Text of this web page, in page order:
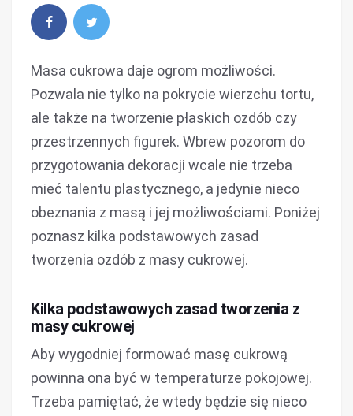
Masa cukrowa daje ogrom możliwości.
Pozwala nie tylko na pokrycie wierzchu tortu,
ale także na tworzenie płaskich ozdób czy
przestrzennych figurek. Wbrew pozorom do
przygotowania dekoracji wcale nie trzeba
mieć talentu plastycznego, a jedynie nieco
obeznania z masą i jej możliwościami. Poniżej
poznasz kilka podstawowych zasad
tworzenia ozdób z masy cukrowej.
Kilka podstawowych zasad tworzenia z
masy cukrowej
Aby wygodniej formować masę cukrową
powinna ona być w temperaturze pokojowej.
Trzeba pamiętać, że wtedy będzie się nieco